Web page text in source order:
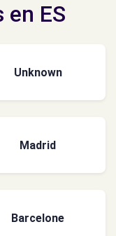
ES
Unknown
Madrid
Barcelone